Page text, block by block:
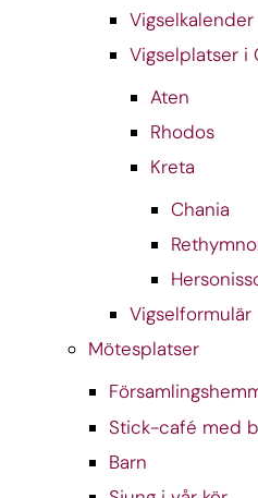
Vigselkalender
Vigselplatser i
Aten
Rhodos
Kreta
Chania
Vigselformulär
Mötesplatser
Stick-café med
Barn